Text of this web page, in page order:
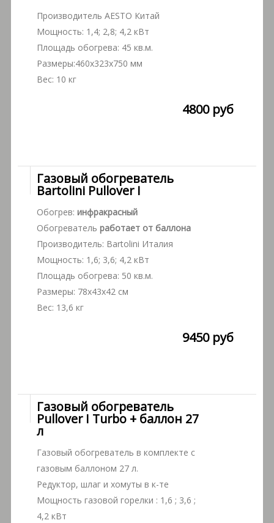
Производитель AESTO Китай
Мощность: 1,4; 2,8; 4,2 кВт
Площадь обогрева: 45 кв.м.
Размеры:460х323х750 мм
Вес: 10 кг
4800 руб
Газовый обогреватель
Bartolini Pullover I
Обогрев: инфракрасный
Обогреватель работает от баллона
Производитель: Bartolini Италия
Мощность: 1,6; 3,6; 4,2 кВт
Площадь обогрева: 50 кв.м.
Размеры: 78x43x42 см
Вес: 13,6 кг
9450 руб
Газовый обогреватель
Pullover I Turbo + баллон 27
л
Газовый обогреватель в комплекте с
газовым баллоном 27 л.
Редуктор, шлаг и хомуты в к-те
Мощность газовой горелки : 1,6 ; 3,6 ;
4,2 кВт